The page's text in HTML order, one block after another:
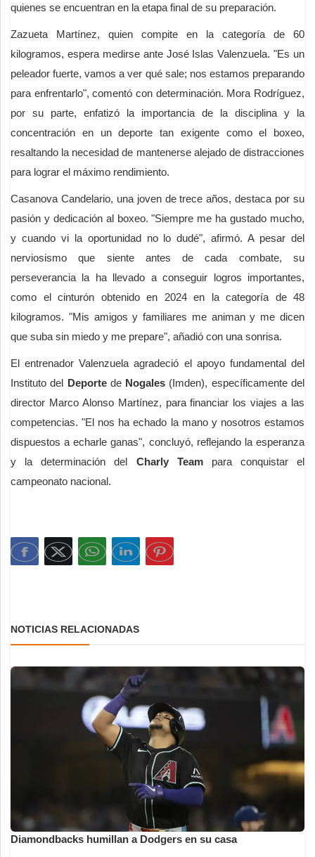
quienes se encuentran en la etapa final de su preparación.
Zazueta Martínez, quien compite en la categoría de 60
kilogramos, espera medirse ante José Islas Valenzuela. "Es un
peleador fuerte, vamos a ver qué sale; nos estamos preparando
para enfrentarlo", comentó con determinación. Mora Rodríguez,
por su parte, enfatizó la importancia de la disciplina y la
concentración en un deporte tan exigente como el boxeo,
resaltando la necesidad de mantenerse alejado de distracciones
para lograr el máximo rendimiento.
Casanova Candelario, una joven de trece años, destaca por su
pasión y dedicación al boxeo. "Siempre me ha gustado mucho,
y cuando vi la oportunidad no lo dudé", afirmó. A pesar del
nerviosismo que siente antes de cada combate, su
perseverancia la ha llevado a conseguir logros importantes,
como el cinturón obtenido en 2024 en la categoría de 48
kilogramos. "Mis amigos y familiares me animan y me dicen
que suba sin miedo y me prepare", añadió con una sonrisa.
El entrenador Valenzuela agradeció el apoyo fundamental del
Instituto del Deportede Nogales (Imden), específicamente del
director Marco Alonso Martínez, para financiar los viajes a las
competencias. "El nos ha echado la mano y nosotros estamos
dispuestos a echarle ganas", concluyó, reflejando la esperanza
y la determinación del Charly Teampara conquistar el
campeonato nacional.
NOTICIAS RELACIONADAS
Diamondbacks humillan a Dodgers en su casa